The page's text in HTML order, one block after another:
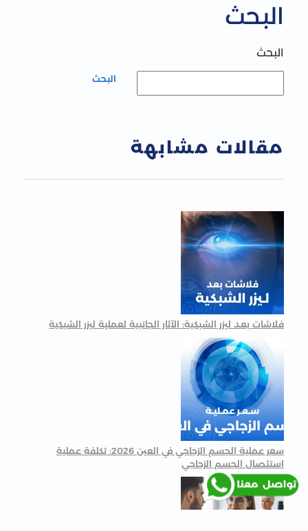
البحث
البحث
البحث
مقالات مشابهة
فلاشات بعد ليزر الشبكية: الآثار الجانبية لعملية ليزر الشبكية
سعر عملية الجسم الزجاجي في العين 2026: تكلفة عملية
استئصال الجسم الزجاجي